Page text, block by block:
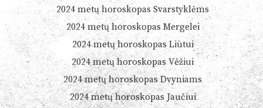
2024 metų horoskopas Svarstyklėms
2024 metų horoskopas Mergelei
2024 metų horoskopas Liūtui
2024 metų horoskopas Vėžiui
2024 metų horoskopas Dvyniams
2024 metų horoskopas Jaučiui